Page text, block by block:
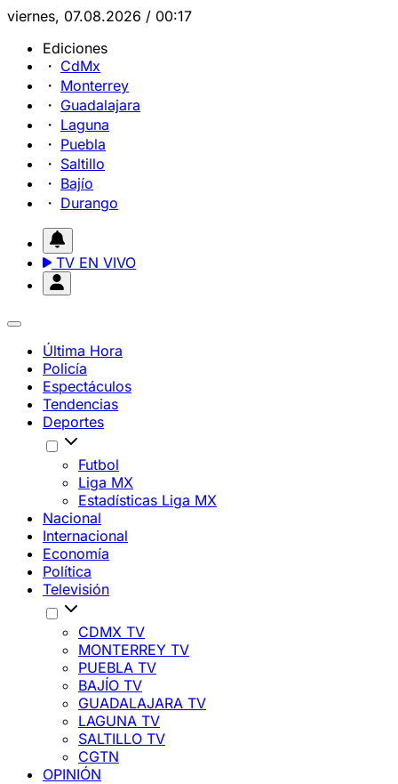
viernes, 07.08.2026 / 00:17
Ediciones
CdMx
Monterrey
Guadalajara
Laguna
Puebla
Saltillo
Bajío
Durango
TV EN VIVO
Última Hora
Policía
Espectáculos
Tendencias
Deportes
Futbol
Liga MX
Estadísticas Liga MX
Nacional
Internacional
Economía
Política
Televisión
CDMX TV
MONTERREY TV
PUEBLA TV
BAJÍO TV
GUADALAJARA TV
LAGUNA TV
SALTILLO TV
CGTN
OPINIÓN